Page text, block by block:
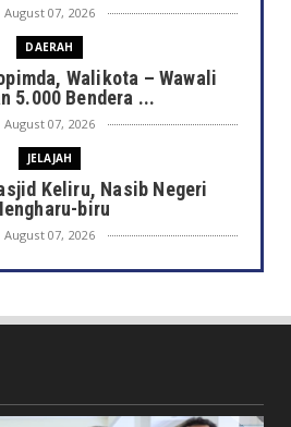
August 07, 2026
DAERAH
Walikota – Wawali
5.000 Bendera ...
August 07, 2026
JELAJAH
Keliru, Nasib Negeri
biru
August 07, 2026
NASIONAL
Rehabilitasi
Kota Bengkulu Capai